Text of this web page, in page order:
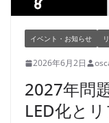
イベント・お知らせ
2026年6月2日
2027年問
LED化と